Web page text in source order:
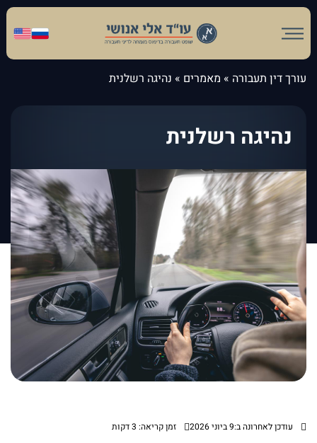
עורך דין תעבורה » מאמרים » נהיגה רשלנית
נהיגה רשלנית
עודכן לאחרונה ב:9 ביוני 2026 זמן קריאה: 3 דקות